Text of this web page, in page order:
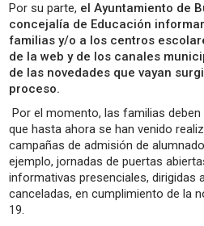
Por su parte, el Ayuntamiento de
concejalía de Educación
familias y/o a los centros
de la web y de los canales
de las novedades que vayan
proceso.
Por el momento, las familias
que hasta ahora se han venido
campañas de admisión de
ejemplo, jornadas de puertas
informativas presenciales, dirigidas
canceladas, en cumplimiento de la
19.